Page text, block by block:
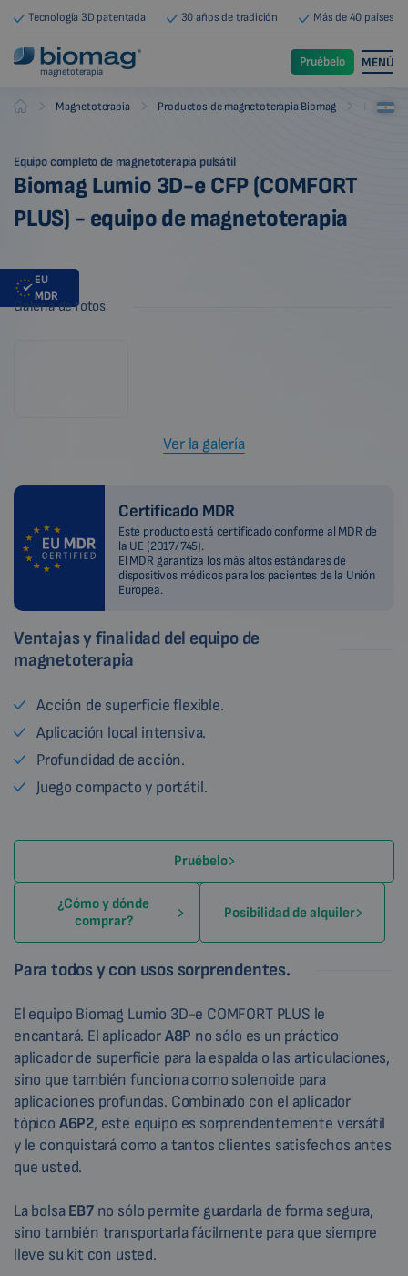
Tecnología 3D patentada 30 años de tradición Más de 40 países
magnetoterapia
Pruébelo MENÚ
Biomag Magnetoterapia Productos de magnetoterapia Biomag Equipos
Equipo completo de magnetoterapia pulsátil
Biomag Lumio 3D-e CFP (COMFORT
PLUS) - equipo de magnetoterapia
EU
MDR
Galería de fotos
Ver la galería
Certificado MDR
Este producto está certificado conforme al MDR de
la UE (2017/745).
El MDR garantiza los más altos estándares de
dispositivos médicos para los pacientes de la Unión
Europea.
Ventajas y finalidad del equipo de
magnetoterapia
Acción de superficie flexible.
Aplicación local intensiva.
Profundidad de acción.
Juego compacto y portátil.
Pruébelo
¿Cómo y dónde
comprar?
Posibilidad de alquiler
Para todos y con usos sorprendentes.
El equipo Biomag Lumio 3D-e COMFORT PLUS le
encantará. El aplicadorA8P no sólo es un práctico
aplicador de superficie para la espalda o las articulaciones,
sino que también funciona como solenoide para
aplicaciones profundas. Combinado con el aplicador
tópico A6P2, este equipo es sorprendentemente versátil
y le conquistará como a tantos clientes satisfechos antes
que usted.
La bolsaEB7no sólo permite guardarla de forma segura,
sino también transportarla fácilmente para que siempre
lleve su kit con usted.